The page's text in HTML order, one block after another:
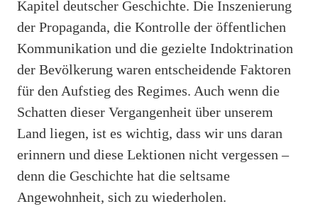
Kapitel deutscher Geschichte. Die Inszenierung
der Propaganda, die Kontrolle der öffentlichen
Kommunikation und die gezielte Indoktrination
der Bevölkerung waren entscheidende Faktoren
für den Aufstieg des Regimes. Auch wenn die
Schatten dieser Vergangenheit über unserem
Land liegen, ist es wichtig, dass wir uns daran
erinnern und diese Lektionen nicht vergessen –
denn die Geschichte hat die seltsame
Angewohnheit, sich zu wiederholen.